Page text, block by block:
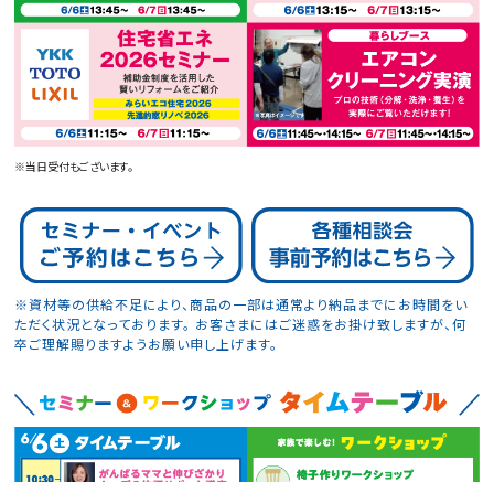
※当日受付もございます。
※資材等の供給不足により、商品の一部は通常より納品までにお時間をい
ただく状況となっております。 お客さまにはご迷惑をお掛け致しますが、何
卒ご理解賜りますようお願い申し上げます。